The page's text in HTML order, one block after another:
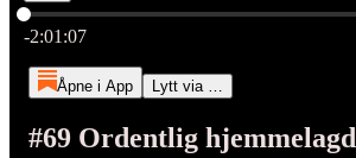
Nåværende tid: 0:00 / Total tid: -2:01:07
-2:01:07
Åpne i App Lytt via …
#69 Ordentlig hjemmelagd